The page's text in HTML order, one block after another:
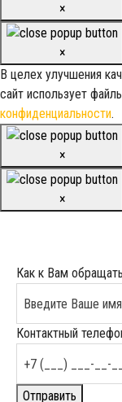
×
×
В целех улучшения
сайт использует
конфиденциальности.
×
×
Как к Вам
Контактный
Отправить